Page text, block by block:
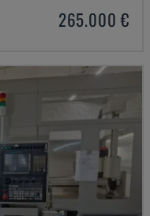
265.000 €